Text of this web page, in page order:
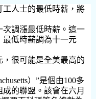
人士的最低時薪，將
次調漲最低時薪。這一
最低時薪調為十一元
很可能是全美最高的
）”是個由100多
的聯盟。該會在六月